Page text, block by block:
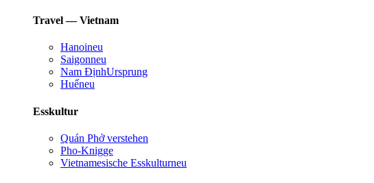
Travel — Vietnam
Hanoineu
Saigonneu
Nam ĐịnhUrsprung
Huếneu
Esskultur
Quán Phở verstehen
Pho-Knigge
Vietnamesische Esskulturneu